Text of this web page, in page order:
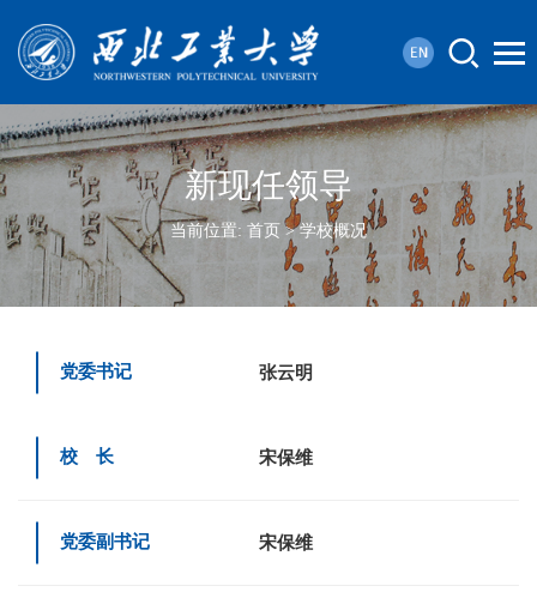
新现任领导
当前位置: 首页 >学校概况
党委书记 张云明
校 长 宋保维
党委副书记 宋保维